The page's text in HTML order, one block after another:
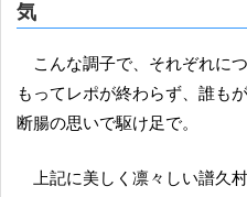
気
こんな調子で、それぞれについて語り始めたら、まったく
もってレポが終わらず、誰も
断腸の思いで駆け足で。
上記に美しく凛々しい譜久村バセスカと評した譜久村リー